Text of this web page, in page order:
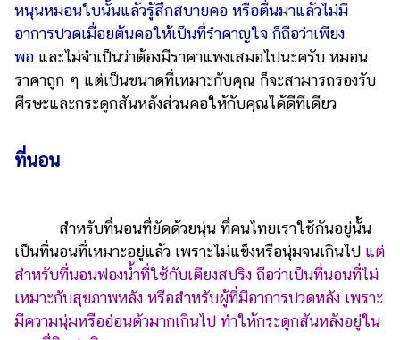
แจ้ง
ปัญหา
ร่วม
งาน
หนุนหมอนใบนั้นแล้วรู้สึกสบายคอ หรือตื่นมาแล้วไม่มี
อาการปวดเมื่อยต้นคอให้เป็นที่รำคาญใจ ก็ถือว่าเพียง
พอ และไม่จำเป็นว่าต้องมีราคาแพงเสมอไปนะครับ หมอน
ราคาถูก ๆ แต่เป็นขนาดที่เหมาะกับคุณ ก็จะสามารถรองรับ
ศีรษะและกระดูกสันหลังส่วนคอให้กับคุณได้ดีทีเดียว
ที่นอน
สำหรับที่นอนที่ยัดด้วยนุ่น ที่คนไทยเราใช้กันอยู่นั้น
เป็นที่นอนที่เหมาะอยู่แล้ว เพราะไม่แข็งหรือนุ่มจนเกินไป แต่
สำหรับที่นอนฟองน้ำที่ใช้กับเตียงสปริง ถือว่าเป็นที่นอนที่ไม่
เหมาะกับสุขภาพหลัง หรือสำหรับผู้ที่มีอาการปวดหลัง เพราะ
มีความนุ่มหรืออ่อนตัวมากเกินไป ทำให้กระดูกสันหลังอยู่ใน